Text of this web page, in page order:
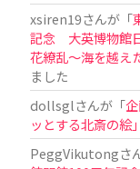
xsiren19さんが「
記念 大英博物館
花繚乱～海を越え
ました
dollsglさんが「
ッとする北斎の絵」
PeggVikutongさ